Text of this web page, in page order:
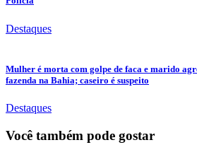
Destaques
Mulher é morta com golpe de faca e marido
fazenda na Bahia; caseiro é suspeito
Destaques
Você também pode gostar